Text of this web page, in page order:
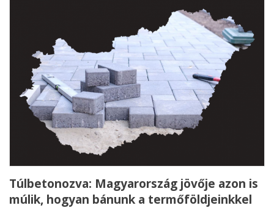
Túlbetonozva: Magyarország jövője azon is
múlik, hogyan bánunk a termőföldjeinkkel